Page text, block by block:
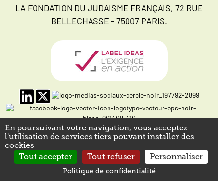
LA FONDATION DU JUDAISME FRANÇAIS, 72 RUE
BELLECHASSE - 75007 PARIS.
En poursuivant votre navigation, vous acceptez
l'utilisation de services tiers pouvant installer des
cookies
Tout accepter
Tout refuser Personnaliser
Politique de confidentialité